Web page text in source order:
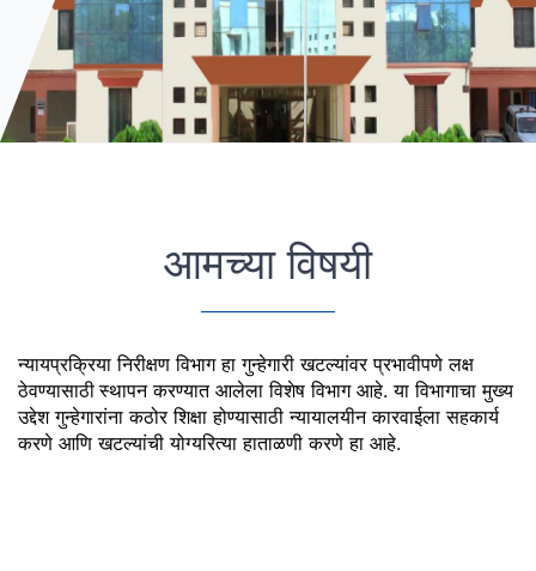
आमच्या विषयी
न्यायप्रक्रिया निरीक्षण विभाग हा गुन्हेगारी खटल्यांवर प्रभावीपणे लक्ष
ठेवण्यासाठी स्थापन करण्यात आलेला विशेष विभाग आहे. या विभागाचा मुख्य
उद्देश गुन्हेगारांना कठोर शिक्षा होण्यासाठी न्यायालयीन कारवाईला सहकार्य
करणे आणि खटल्यांची योग्यरित्या हाताळणी करणे हा आहे.